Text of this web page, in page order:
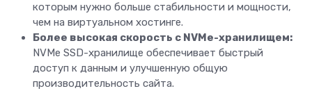
которым нужно больше стабильности и мощности,
чем на виртуальном хостинге.
Более высокая скорость с NVMe-хранилищем:
NVMe SSD-хранилище обеспечивает быстрый
доступ к данным и улучшенную общую
производительность сайта.